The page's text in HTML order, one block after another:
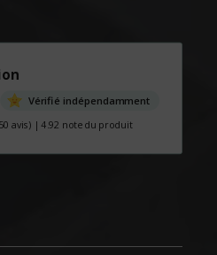
Vérifié indépendamment
avis) |4.92 note du produit